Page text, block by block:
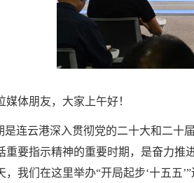
媒体朋友，大家上午好！
是连云港深入贯彻党的二十大和二十
重要指示精神的重要时期，是奋力推
，我们在这里举办“开局起步‘十五五